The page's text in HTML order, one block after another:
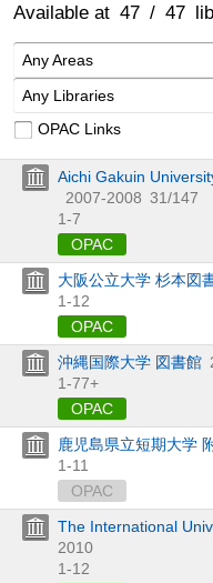
Available at 47 / 47
Any Areas
Any Libraries
OPAC Links
Aichi Gakuin
2007-2008 31/147
1-7
OPAC
大阪公立大学 杉本図
1-12
OPAC
沖縄国際大学 図書館
1-77+
OPAC
鹿児島県立短期大学
1-11
OPAC
The International
2010
1-12